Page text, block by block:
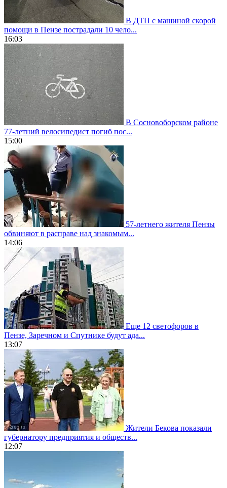
В ДТП с машиной скорой
помощи в Пензе пострадали 10 чело...
16:03
В Сосновоборском районе
77-летний велосипедист погиб пос...
15:00
57-летнего жителя Пензы
обвиняют в расправе над знакомым...
14:06
Еще 12 светофоров в
Пензе, Заречном и Спутнике будут ада...
13:07
Жители Бекова показали
губернатору предприятия и обществ...
12:07